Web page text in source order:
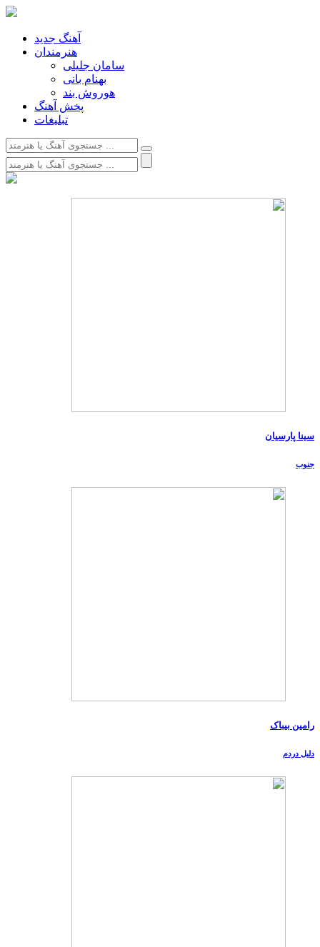
آهنگ جدید
هنرمندان
سامان جلیلی
بهنام بانی
هوروش بند
پخش آهنگ
تبلیغات
سینا پارسیان
جنوب
رامین بیباک
دلیل دردم